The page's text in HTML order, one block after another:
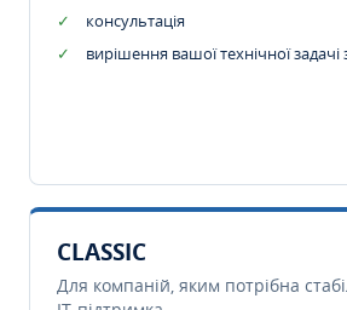
консультація
вирішення вашої технічної
CLASSIC
Для компаній, яким потрібна